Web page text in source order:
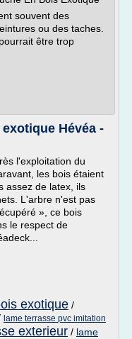
souvent des
ou des taches.
être trop
Hévéa -
l'exploitation du
les bois étaient
assez de latex, ils
L'arbre n'est pas
», ce bois
le respect de
exotique /
lame terrasse pvc imitation
exterieur / lame